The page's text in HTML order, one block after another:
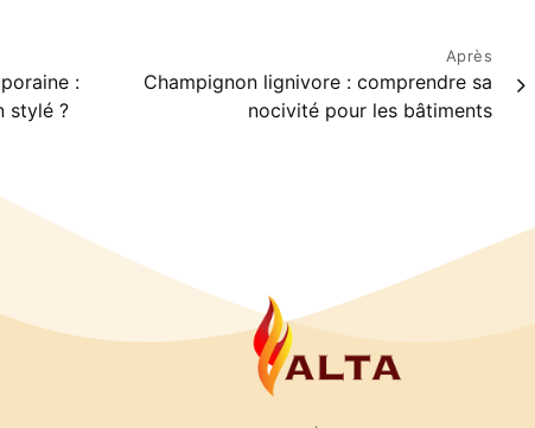
:
stylé ?
Après
Champignon lignivore : comprendre sa
nocivité pour les bâtiments